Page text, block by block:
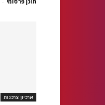
ארכיון צרכנות